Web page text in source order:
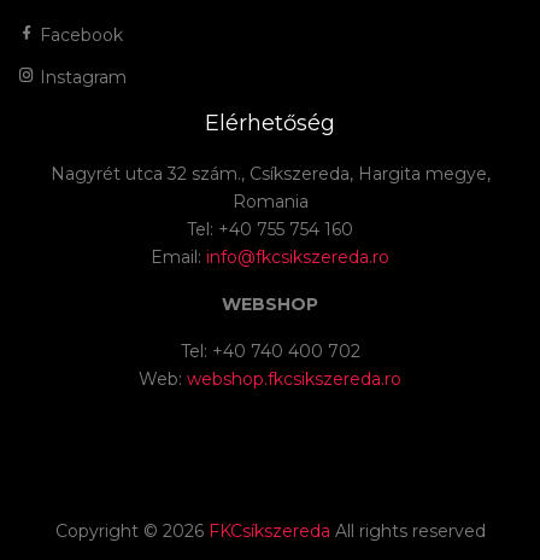
Facebook
Instagram
Elérhetőség
Nagyrét utca 32 szám., Csíkszereda, Hargita megye,
Romania
Tel: +40 755 754 160
Email: info@fkcsikszereda.ro
WEBSHOP
Tel: +40 740 400 702
Web: webshop.fkcsikszereda.ro
Copyright © 2026 FKCsíkszereda All rights reserved